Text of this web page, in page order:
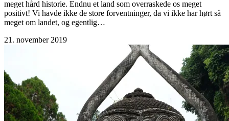
meget hård historie. Endnu et land som overraskede os meget
positivt! Vi havde ikke de store forventninger, da vi ikke har hørt så
meget om landet, og egentlig…
21. november 2019